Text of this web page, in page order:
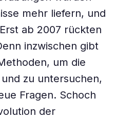
mehr liefern, und
ab 2007 rückten
inzwischen gibt
um die
zu untersuchen,
Fragen. Schoch
der